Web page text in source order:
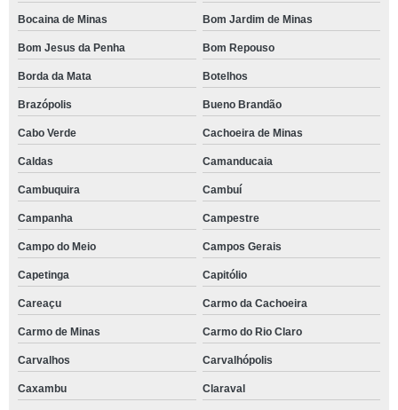
Bocaina de Minas Bom Jardim de Minas
Bom Jesus da Penha Bom Repouso
Borda da Mata Botelhos
Brazópolis Bueno Brandão
Cabo Verde Cachoeira de Minas
Caldas Camanducaia
Cambuquira Cambuí
Campanha Campestre
Campo do Meio Campos Gerais
Capetinga Capitólio
Careaçu Carmo da Cachoeira
Carmo de Minas Carmo do Rio Claro
Carvalhos Carvalhópolis
Caxambu Claraval